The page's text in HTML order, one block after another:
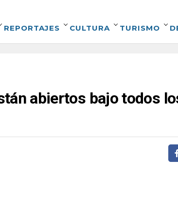
REPORTAJES CULTURA TURISMO
abiertos bajo todos